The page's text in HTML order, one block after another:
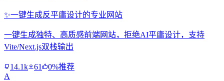
✨一键生成反平庸设计的专业网站
一键生成独特、高质感前端网站，拒绝AI平庸设计，支持
Vite/Next.js双栈输出
14.1k 61
0%推荐
A